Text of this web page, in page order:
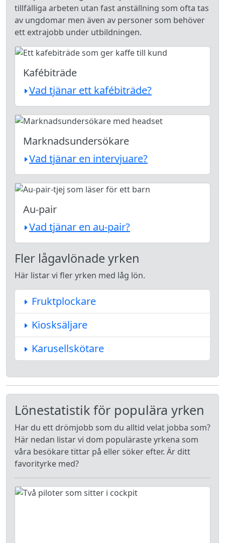
tillfälliga arbeten utan fast anställning som ofta tas
av ungdomar men även av personer som behöver
ett extrajobb under utbildningen.
Kafébiträde
Vad tjänar ett kafébiträde?
Marknadsundersökare
Vad tjänar en intervjuare?
Au-pair
Vad tjänar en au-pair?
Fler lågavlönade yrken
Här listar vi fler yrken med låg lön.
Fruktplockare
Kiosksäljare
Karusellskötare
Lönestatistik för populära yrken
Har du ett drömjobb som du alltid velat jobba som?
Här nedan listar vi dom populäraste yrkena som
våra besökare tittar på eller söker efter. Är ditt
favorityrke med?